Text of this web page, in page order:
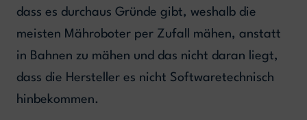
dass es durchaus Gründe gibt, weshalb die
meisten Mähroboter per Zufall mähen, anstatt
in Bahnen zu mähen und das nicht daran liegt,
dass die Hersteller es nicht Softwaretechnisch
hinbekommen.